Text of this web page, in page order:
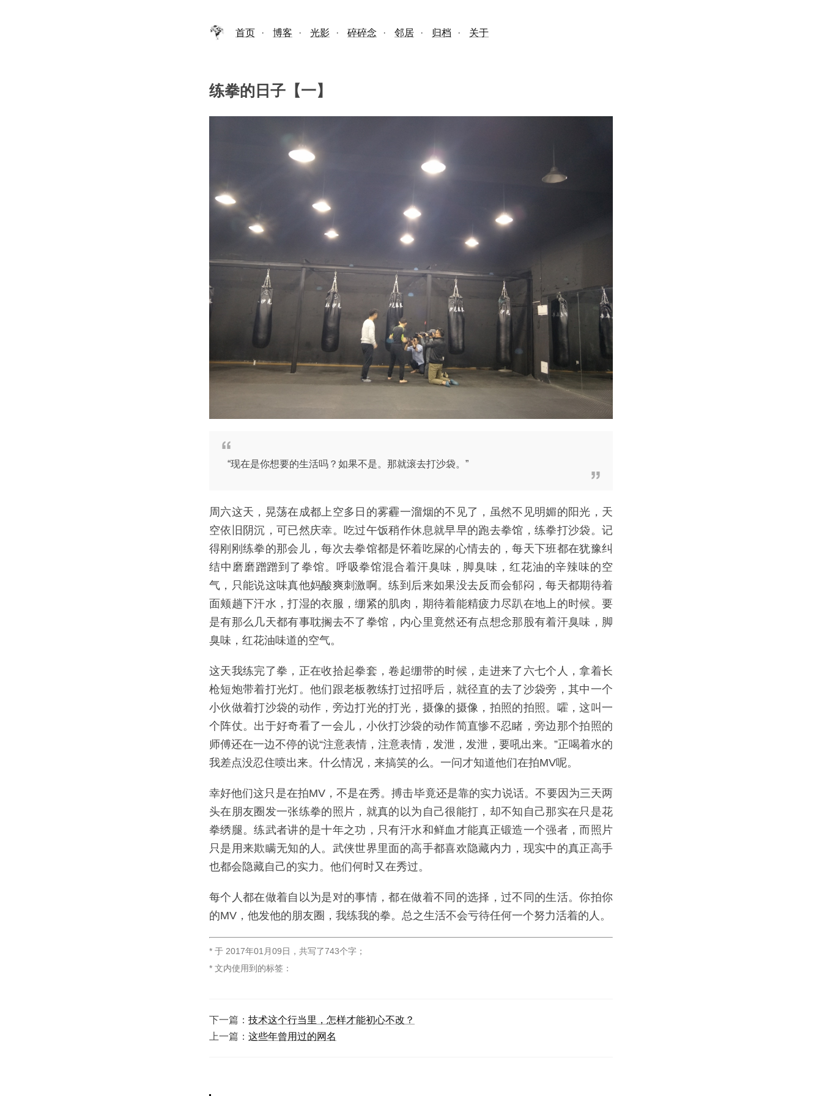
首页 · 博客 · 光影 · 碎碎念 · 邻居 · 归档 · 关于
练拳的日子【一】
“现在是你想要的生活吗？如果不是。那就滚去打沙袋。”
周六这天，晃荡在成都上空多日的雾霾一溜烟的不见了，虽然不见明媚的阳光，天
空依旧阴沉，可已然庆幸。吃过午饭稍作休息就早早的跑去拳馆，练拳打沙袋。记
得刚刚练拳的那会儿，每次去拳馆都是怀着吃屎的心情去的，每天下班都在犹豫纠
结中磨磨蹭蹭到了拳馆。呼吸拳馆混合着汗臭味，脚臭味，红花油的辛辣味的空
气，只能说这味真他妈酸爽刺激啊。练到后来如果没去反而会郁闷，每天都期待着
面颊趟下汗水，打湿的衣服，绷紧的肌肉，期待着能精疲力尽趴在地上的时候。要
是有那么几天都有事耽搁去不了拳馆，内心里竟然还有点想念那股有着汗臭味，脚
臭味，红花油味道的空气。
这天我练完了拳，正在收拾起拳套，卷起绷带的时候，走进来了六七个人，拿着长
枪短炮带着打光灯。他们跟老板教练打过招呼后，就径直的去了沙袋旁，其中一个
小伙做着打沙袋的动作，旁边打光的打光，摄像的摄像，拍照的拍照。嚯，这叫一
个阵仗。出于好奇看了一会儿，小伙打沙袋的动作简直惨不忍睹，旁边那个拍照的
师傅还在一边不停的说“注意表情，注意表情，发泄，发泄，要吼出来。”正喝着水的
我差点没忍住喷出来。什么情况，来搞笑的么。一问才知道他们在拍MV呢。
幸好他们这只是在拍MV，不是在秀。搏击毕竟还是靠的实力说话。不要因为三天两
头在朋友圈发一张练拳的照片，就真的以为自己很能打，却不知自己那实在只是花
拳绣腿。练武者讲的是十年之功，只有汗水和鲜血才能真正锻造一个强者，而照片
只是用来欺瞒无知的人。武侠世界里面的高手都喜欢隐藏内力，现实中的真正高手
也都会隐藏自己的实力。他们何时又在秀过。
每个人都在做着自以为是对的事情，都在做着不同的选择，过不同的生活。你拍你
的MV，他发他的朋友圈，我练我的拳。总之生活不会亏待任何一个努力活着的人。
* 于 2017年01月09日 ， 共写了743个字 ；
* 文内使用到的标签：
下一篇： 技术这个行当里，怎样才能初心不改？
上一篇： 这些年曾用过的网名